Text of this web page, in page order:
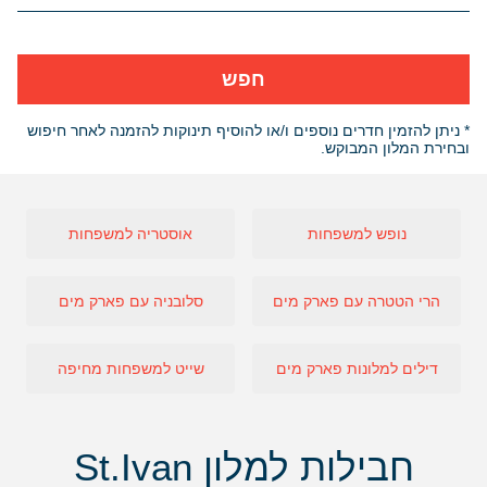
חפש
* ניתן להזמין חדרים נוספים ו/או להוסיף תינוקות להזמנה לאחר חיפוש
ובחירת המלון המבוקש.
נופש למשפחות אוסטריה למשפחות
הרי הטטרה עם פארק מים סלובניה עם פארק מים
דילים למלונות פארק מים שייט למשפחות מחיפה
חבילות למלון St.Ivan